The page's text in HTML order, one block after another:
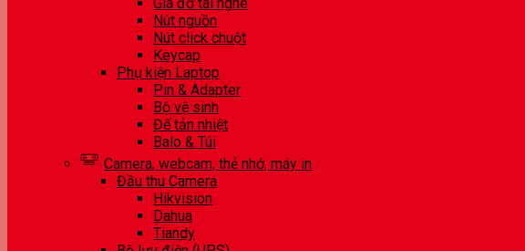
Nút nguồn
Nút click chuột
Keycap
Phụ kiện Laptop
Pin & Adapter
Bộ vệ sinh
Đế tản nhiệt
Balo & Túi
Camera, webcam, thẻ nhớ, máy in
Đầu thu Camera
Hikvision
Dahua
Tiandy